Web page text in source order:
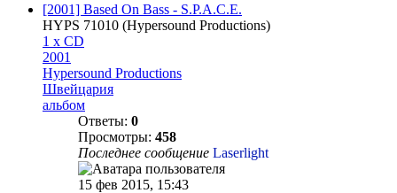
[2001] Based On Bass - S.P.A.C.E.
HYPS 71010 (Hypersound Productions)
1 x CD
2001
Hypersound Productions
Швейцария
альбом
Ответы: 0
Просмотры: 458
Последнее сообщение Laserlight
15 фев 2015, 15:43